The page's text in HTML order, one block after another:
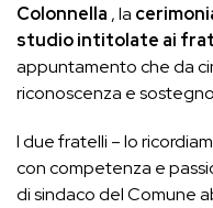
Colonnella , la
studio intitolate ai
appuntamento che da
riconoscenza e
I due fratelli – lo
con competenza e
di sindaco del Comune